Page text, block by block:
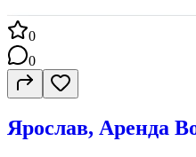
0
0
Ярослав, Аренда